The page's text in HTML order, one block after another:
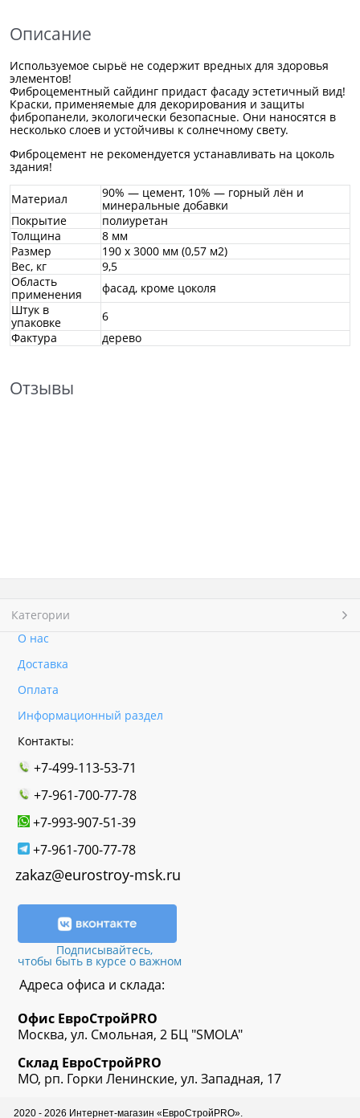
Описание
Используемое сырьё не содержит вредных для здоровья
элементов!
Фиброцементный сайдинг придаст фасаду эстетичный вид!
Краски, применяемые для декорирования и защиты
фибропанели, экологически безопасные. Они наносятся в
несколько слоев и устойчивы к солнечному свету.
Фиброцемент не рекомендуется устанавливать на цоколь
здания!
Материал
90% — цемент, 10% — горный лён и
минеральные добавки
Покрытие
полиуретан
Толщина
8 мм
Размер
190 х 3000 мм (0,57 м2)
Вес, кг
9,5
Область
применения
фасад, кроме цоколя
Штук в
упаковке
6
Фактура
дерево
Отзывы
Категории
О нас
Доставка
Оплата
Информационный раздел
Контакты:
+7-499-113-53-71
+7-961-700-77-78
+7-993-907-51-39
+7-961-700-77-78
zakaz@eurostroy-msk.ru
Подписывайтесь,
чтобы быть в курсе о важном
Адреса офиса и склада:
Офис ЕвроСтройPRO
Москва, ул. Смольная, 2 БЦ "SMOLA"
Склад ЕвроСтройPRO
МО, рп. Горки Ленинские, ул. Западная, 17
2020 - 2026 Интернет-магазин «ЕвроСтройPRO».